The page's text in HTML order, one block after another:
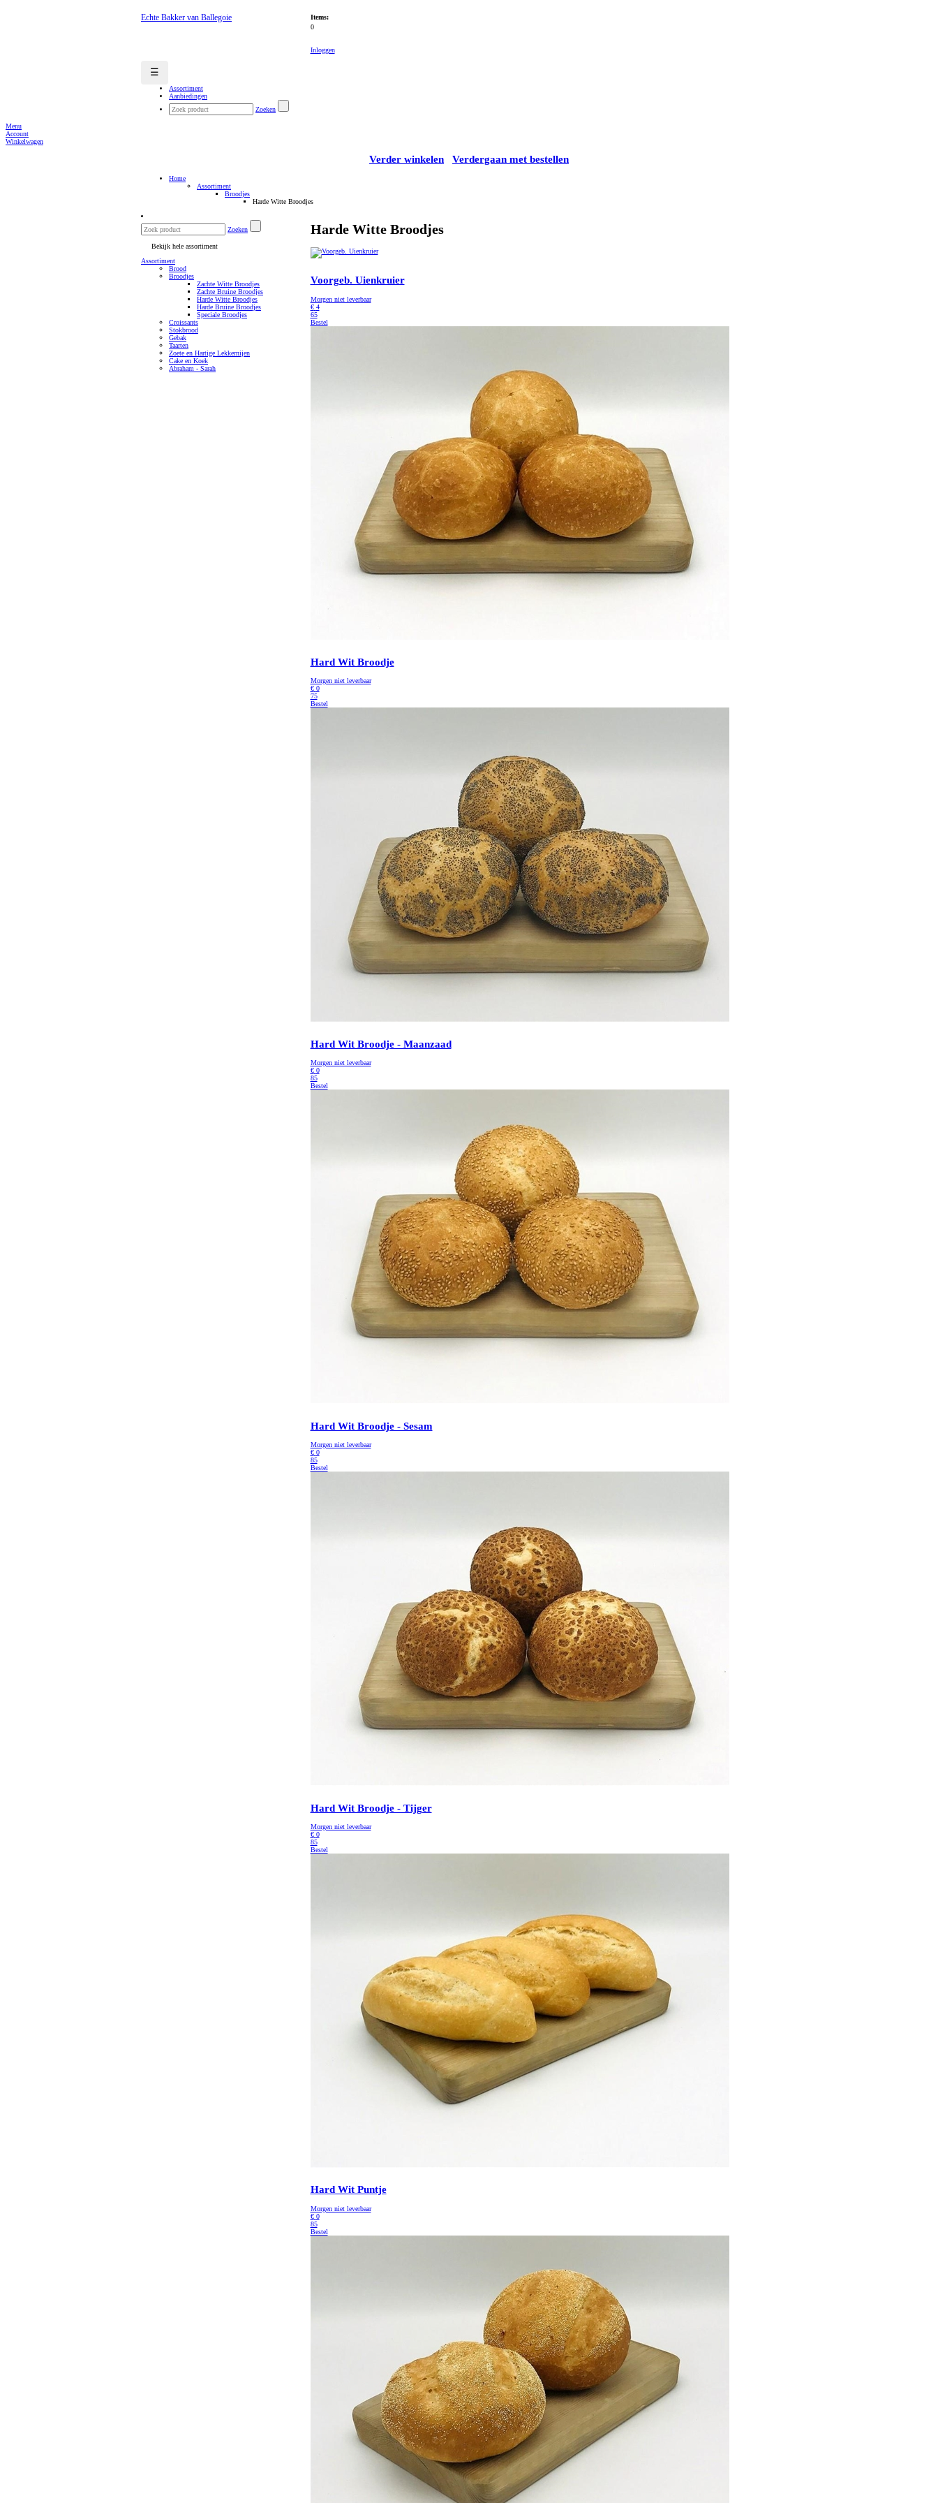
Echte Bakker van Ballegoie
Items:
0
Inloggen
☰
Assortiment
Aanbiedingen
Zoeken
Menu
Account
Winkelwagen
Verder winkelen Verdergaan met bestellen
Home
Assortiment
Broodjes
Harde Witte Broodjes
Zoeken
Bekijk hele assortiment
Assortiment
Brood
Broodjes
Zachte Witte Broodjes
Zachte Bruine Broodjes
Harde Witte Broodjes
Harde Bruine Broodjes
Speciale Broodjes
Croissants
Stokbrood
Gebak
Taarten
Zoete en Hartige Lekkernijen
Cake en Koek
Abraham - Sarah
Harde Witte Broodjes
Voorgeb. Uienkruier
Morgen niet leverbaar
€ 4
65
Bestel
Hard Wit Broodje
Morgen niet leverbaar
€ 0
75
Bestel
Hard Wit Broodje - Maanzaad
Morgen niet leverbaar
€ 0
85
Bestel
Hard Wit Broodje - Sesam
Morgen niet leverbaar
€ 0
85
Bestel
Hard Wit Broodje - Tijger
Morgen niet leverbaar
€ 0
85
Bestel
Hard Wit Puntje
Morgen niet leverbaar
€ 0
85
Bestel